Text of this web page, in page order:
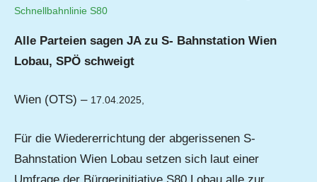
Schnellbahnlinie S80
Alle Parteien sagen JA zu S- Bahnstation Wien
Lobau, SPÖ schweigt
Wien (OTS) – 17.04.2025,
Für die Wiedererrichtung der abgerissenen S-
Bahnstation Wien Lobau setzen sich laut einer
Umfrage der Bürgerinitiative S80 Lobau alle zur